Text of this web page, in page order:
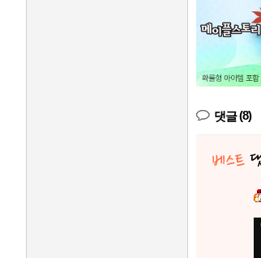
댓글(8)